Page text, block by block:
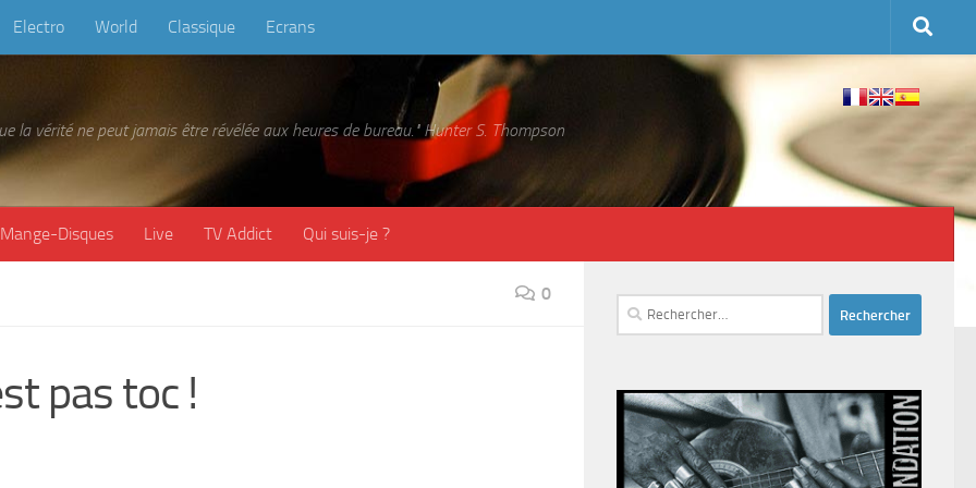
Electro World Classique Ecrans
la vérité ne peut jamais être révélée aux heures de bureau." Hunter S. Thompson
Mange-Disques Live TV Addict Qui suis-je ?
0
pas toc !
Rechercher :